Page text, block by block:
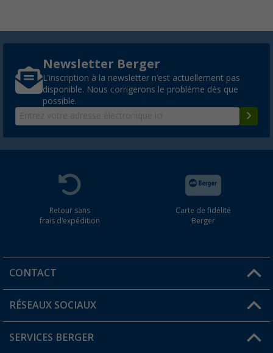
Newsletter Berger
L'inscription à la newsletter n'est actuellement pas
disponible. Nous corrigerons le problème dès que
possible.
Retour sans
frais d'expédition
Carte de fidélité
Berger
CONTACT
Une question ?
Trouver une magasin
RÉSEAUX SOCIAUX
SERVICES BERGER